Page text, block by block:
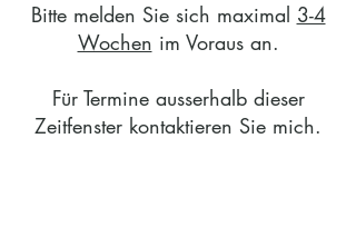
Bitte melden Sie sich maximal 3-4
Wochen im Voraus an.
Für Termine ausserhalb dieser
Zeitfenster kontaktieren Sie mich.